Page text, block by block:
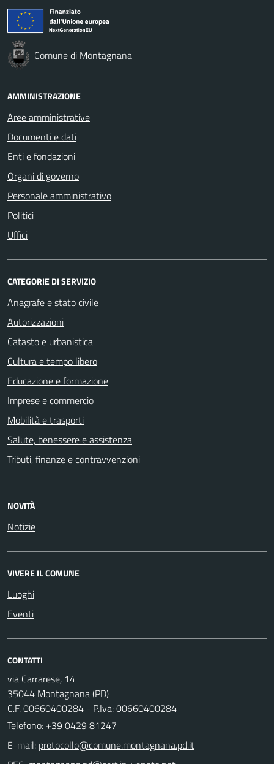
Comune di Montagnana
AMMINISTRAZIONE
Aree amministrative
Documenti e dati
Enti e fondazioni
Organi di governo
Personale amministrativo
Politici
Uffici
CATEGORIE DI SERVIZIO
Anagrafe e stato civile
Autorizzazioni
Catasto e urbanistica
Cultura e tempo libero
Educazione e formazione
Imprese e commercio
Mobilità e trasporti
Salute, benessere e assistenza
Tributi, finanze e contravvenzioni
NOVITÀ
Notizie
VIVERE IL COMUNE
Luoghi
Eventi
CONTATTI
via Carrarese, 14
35044 Montagnana (PD)
C.F. 00660400284 - P.Iva: 00660400284
Telefono: +39 0429 81247
E-mail: